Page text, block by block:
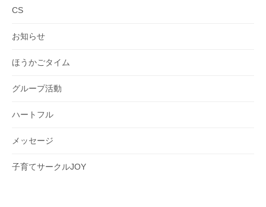
CS
お知らせ
ほうかごタイム
グループ活動
ハートフル
メッセージ
子育てサークルJOY